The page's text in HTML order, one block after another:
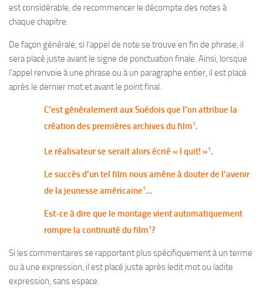
est considérable, de recommencer le décompte des notes à
chaque chapitre.
De façon générale, si l’appel de note se trouve en fin de phrase, il
sera placé juste avant le signe de ponctuation finale. Ainsi, lorsque
l’appel renvoie à une phrase ou à un paragraphe entier, il est placé
après le dernier mot et avant le point final.
C’est généralement aux Suédois que l’on attribue la
création des premières archives du film1.
Le réalisateur se serait alors écrié « I quit! »1.
Le succès d’un tel film nous amène à douter de l’avenir
de la jeunesse américaine1…
Est-ce à dire que le montage vient automatiquement
rompre la continuité du film1?
Si les commentaires se rapportent plus spécifiquement à un terme
ou à une expression, il est placé juste après ledit mot ou ladite
expression, sans espace.